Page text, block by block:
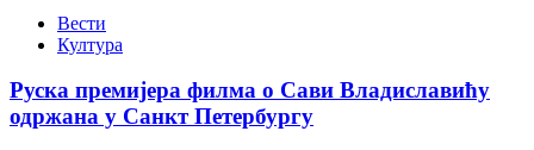
Вести
Култура
Руска премијера филма о Сави Владиславићу
одржана у Санкт Петербургу